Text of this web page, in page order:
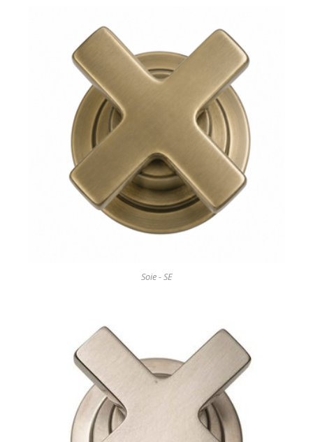
Soie - SE